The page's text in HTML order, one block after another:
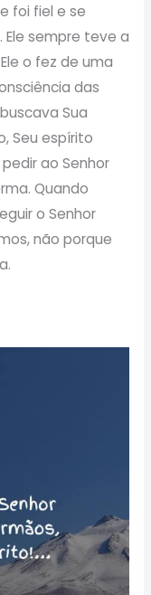
foi fiel e se
sempre teve a
o fez de uma
das
Sua
Seu espírito
ao Senhor
Quando
o Senhor
não porque